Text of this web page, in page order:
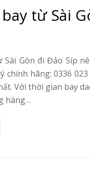
từ Sài
Sài Gòn đi Đảo Síp
chính hãng: 0336
Với thời gian bay
hàng…